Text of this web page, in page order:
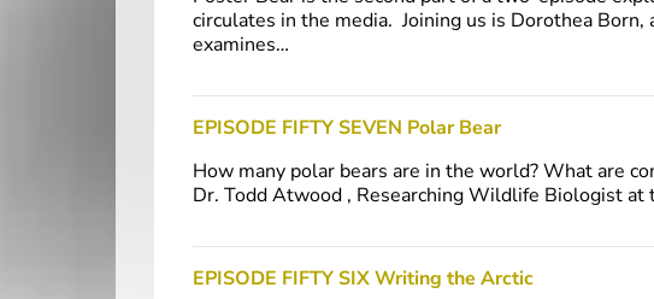
circulates in the media. Joining us is Dorothea
examines…
EPISODE FIFTY SEVEN Polar Bear
How many polar bears are in the world? What are
Dr. Todd Atwood , Researching Wildlife Biologist
EPISODE FIFTY SIX Writing the Arctic